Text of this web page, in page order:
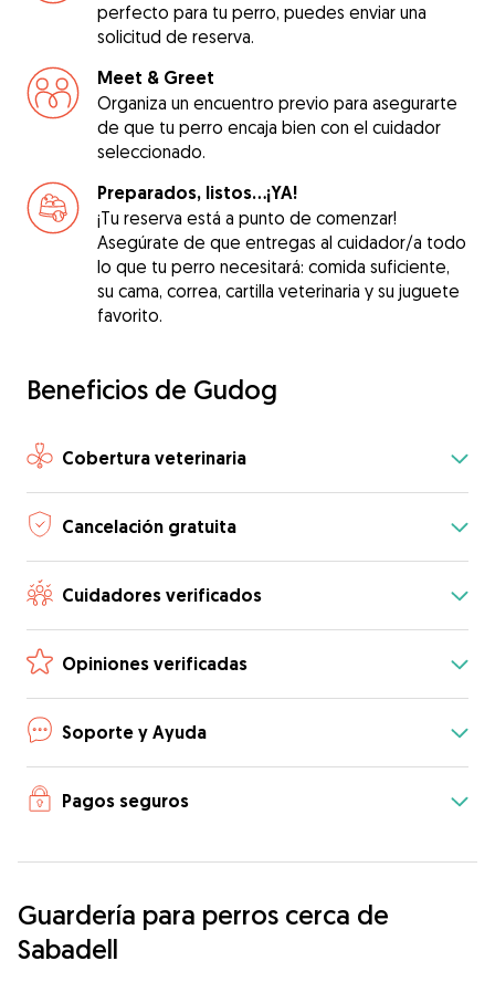
perfecto para tu perro, puedes enviar una
solicitud de reserva.
Meet & Greet
Organiza un encuentro previo para asegurarte
de que tu perro encaja bien con el cuidador
seleccionado.
Preparados, listos...¡YA!
¡Tu reserva está a punto de comenzar!
Asegúrate de que entregas al cuidador/a todo
lo que tu perro necesitará: comida suficiente,
su cama, correa, cartilla veterinaria y su juguete
favorito.
Beneficios de Gudog
Cobertura veterinaria
Cancelación gratuita
Cuidadores verificados
Opiniones verificadas
Soporte y Ayuda
Pagos seguros
Guardería para perros cerca de
Sabadell